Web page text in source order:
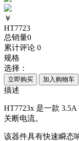
￥
HT7723
总销量0
累计评论 0
规格
选择：
立即购买 加入购物车
描述
HT7723x 是一款
关断电流。
该器件具有快速瞬态